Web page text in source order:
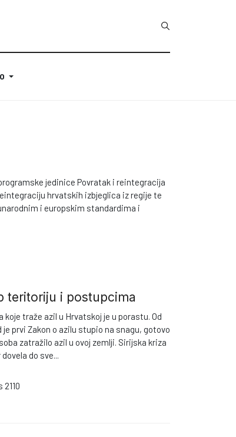
jedinice Povratak i reintegracija
hrvatskih izbjeglica iz regije te
i europskim standardima i
teritoriju i postupcima
koje traže azil u Hrvatskoj je u porastu. Od
je prvi Zakon o azilu stupio na snagu, gotovo
zatražilo azil u ovoj zemlji. Sirijska kriza
do sve...
2110